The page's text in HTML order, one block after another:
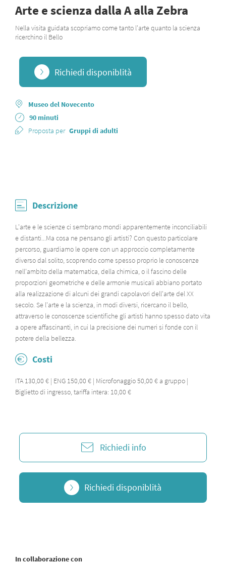
Arte e scienza dalla A alla Zebra
Nella visita guidata scopriamo come tanto l'arte quanto la scienza
ricerchino il Bello
Richiedi disponiblità
Museo del Novecento
90 minuti
Proposta per Gruppi di adulti
Descrizione
L'arte e le scienze ci sembrano mondi apparentemente inconciliabili
e distanti...Ma cosa ne pensano gli artisti? Con questo particolare
percorso, guardiamo le opere con un approccio completamente
diverso dal solito, scoprendo come spesso proprio le conoscenze
nell'ambito della matematica, della chimica, o il fascino delle
proporzioni geometriche e delle armonie musicali abbiano portato
alla realizzazione di alcuni dei grandi capolavori dell'arte del XX
secolo. Se l'arte e la scienza, in modi diversi, ricercano il bello,
attraverso le conoscenze scientifiche gli artisti hanno spesso dato vita
a opere affascinanti, in cui la precisione dei numeri si fonde con il
potere della bellezza.
Costi
ITA 130,00 € | ENG 150,00 € | Microfonaggio 50,00 € a gruppo |
Biglietto di ingresso, tariffa intera: 10,00 €
Richiedi info
Richiedi disponiblità
In collaborazione con